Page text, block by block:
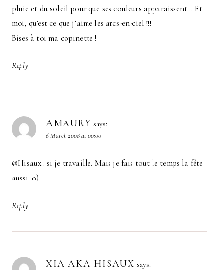
pluie et du soleil pour que ses couleurs apparaissent… Et
moi, qu’est ce que j’aime les arcs-en-ciel !!!
Bises à toi ma copinette !
Reply
AMAURY says:
6 March 2008 at 00:00
@Hisaux : si je travaille. Mais je fais tout le temps la fête
aussi :o)
Reply
XIA AKA HISAUX says: